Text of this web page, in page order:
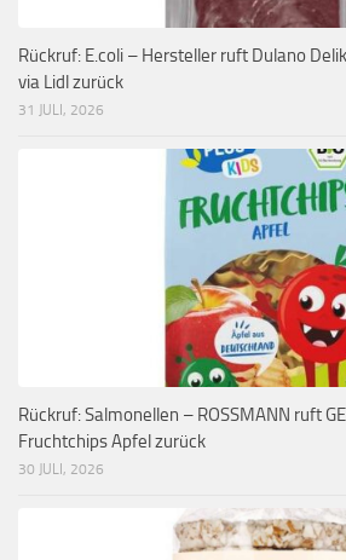
Rückruf: E.coli – Hersteller ruft Dulano
via Lidl zurück
31 JULI, 2026
Rückruf: Salmonellen – ROSSMANN ruft
Fruchtchips Apfel zurück
30 JULI, 2026